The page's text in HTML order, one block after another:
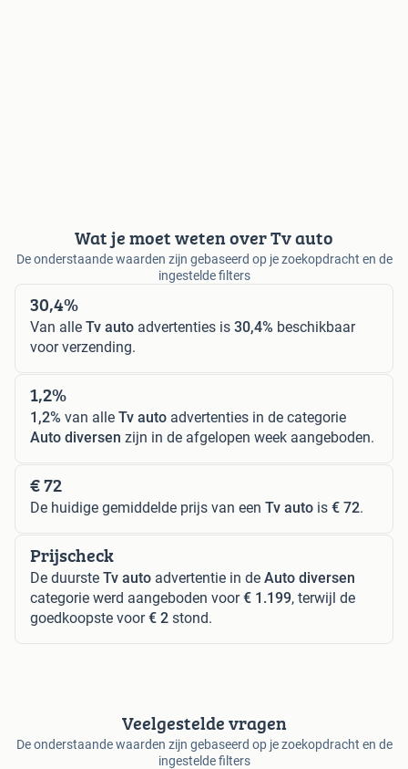
Wat je moet weten over Tv auto
De onderstaande waarden zijn gebaseerd op je zoekopdracht en de
ingestelde filters
30,4%
Van alle Tv auto advertenties is 30,4% beschikbaar
voor verzending.
1,2%
1,2% van alle Tv auto advertenties in de categorie
Auto diversen zijn in de afgelopen week aangeboden.
€ 72
De huidige gemiddelde prijs van een Tv auto is € 72.
Prijscheck
De duurste Tv auto advertentie in de Auto diversen
categorie werd aangeboden voor€ 1.199, terwijl de
goedkoopste voor€ 2 stond.
Veelgestelde vragen
De onderstaande waarden zijn gebaseerd op je zoekopdracht en de
ingestelde filters